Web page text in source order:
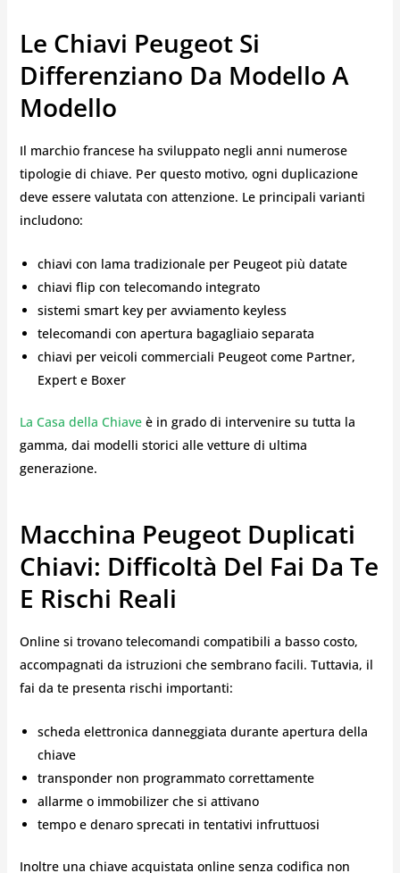
Le Chiavi Peugeot Si
Differenziano Da Modello A
Modello
Il marchio francese ha sviluppato negli anni numerose
tipologie di chiave. Per questo motivo, ogni duplicazione
deve essere valutata con attenzione. Le principali varianti
includono:
chiavi con lama tradizionale per Peugeot più datate
chiavi flip con telecomando integrato
sistemi smart key per avviamento keyless
telecomandi con apertura bagagliaio separata
chiavi per veicoli commerciali Peugeot come Partner,
Expert e Boxer
La Casa della Chiave è in grado di intervenire su tutta la
gamma, dai modelli storici alle vetture di ultima
generazione.
Macchina Peugeot Duplicati
Chiavi: Difficoltà Del Fai Da Te
E Rischi Reali
Online si trovano telecomandi compatibili a basso costo,
accompagnati da istruzioni che sembrano facili. Tuttavia, il
fai da te presenta rischi importanti:
scheda elettronica danneggiata durante apertura della
chiave
transponder non programmato correttamente
allarme o immobilizer che si attivano
tempo e denaro sprecati in tentativi infruttuosi
Inoltre una chiave acquistata online senza codifica non